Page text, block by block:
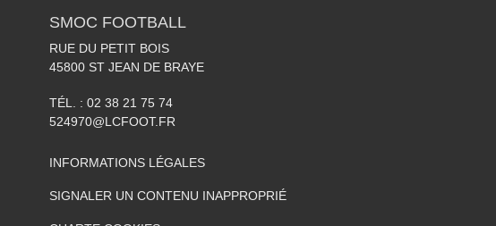
SMOC FOOTBALL
RUE DU PETIT BOIS
45800 ST JEAN DE BRAYE
TÉL. : 02 38 21 75 74
524970@LCFOOT.FR
INFORMATIONS LÉGALES
SIGNALER UN CONTENU INAPPROPRIÉ